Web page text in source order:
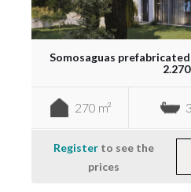
Somosaguas
2.270
270 m² 3
Register to see the
prices